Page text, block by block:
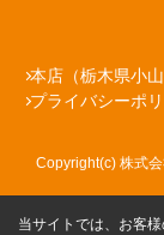
本店（栃木県小山
プライバシーポ
Copyright(c) 株式
当サイトでは、お客